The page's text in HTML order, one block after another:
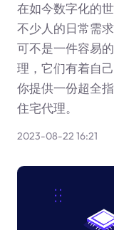
在如今数字化的
不少人的日常需
可不是一件容易
理，它们有着自
你提供一份超全
住宅代理。
2023-08-22 16:21